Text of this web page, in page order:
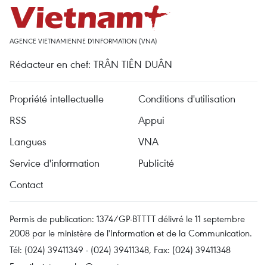
AGENCE VIETNAMIENNE D'INFORMATION (VNA)
Rédacteur en chef: TRÂN TIÊN DUÂN
Propriété intellectuelle
Conditions d'utilisation
RSS
Appui
Langues
VNA
Service d'information
Publicité
Contact
Permis de publication: 1374/GP-BTTTT délivré le 11 septembre
2008 par le ministère de l'Information et de la Communication.
Tél: (024) 39411349 - (024) 39411348, Fax: (024) 39411348